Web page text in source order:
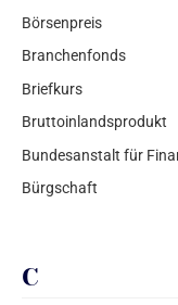
Börsenpreis
Branchenfonds
Briefkurs
Bruttoinlandsprodukt
Bundesanstalt für
Bürgschaft
C